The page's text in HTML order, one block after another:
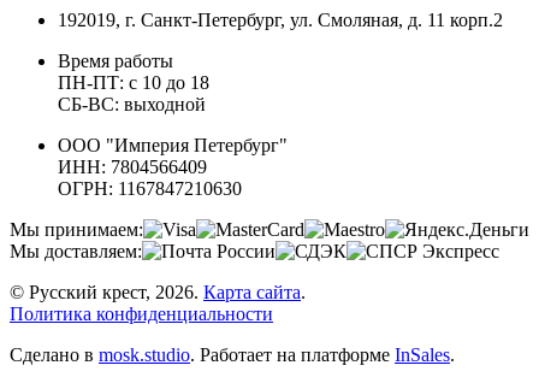
192019, г. Санкт-Петербург, ул. Смоляная, д. 11 корп.2
Время работы
ПН-ПТ: с 10 до 18
СБ-ВС: выходной
ООО "Империя Петербург"
ИНН: 7804566409
ОГРН: 1167847210630
Мы принимаем:
Мы доставляем:
© Русский крест, 2026. Карта сайта.
Политика конфиденциальности
Сделано в mosk.studio. Работает на платформе InSales.